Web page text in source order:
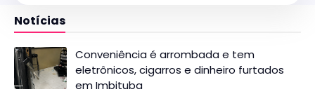
Notícias
Conveniência é arrombada e tem
eletrônicos, cigarros e dinheiro furtados
em Imbituba